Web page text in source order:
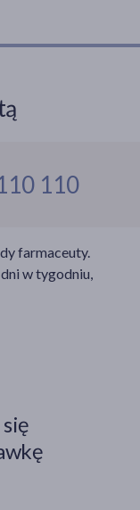
110
farmaceuty.
w tygodniu,